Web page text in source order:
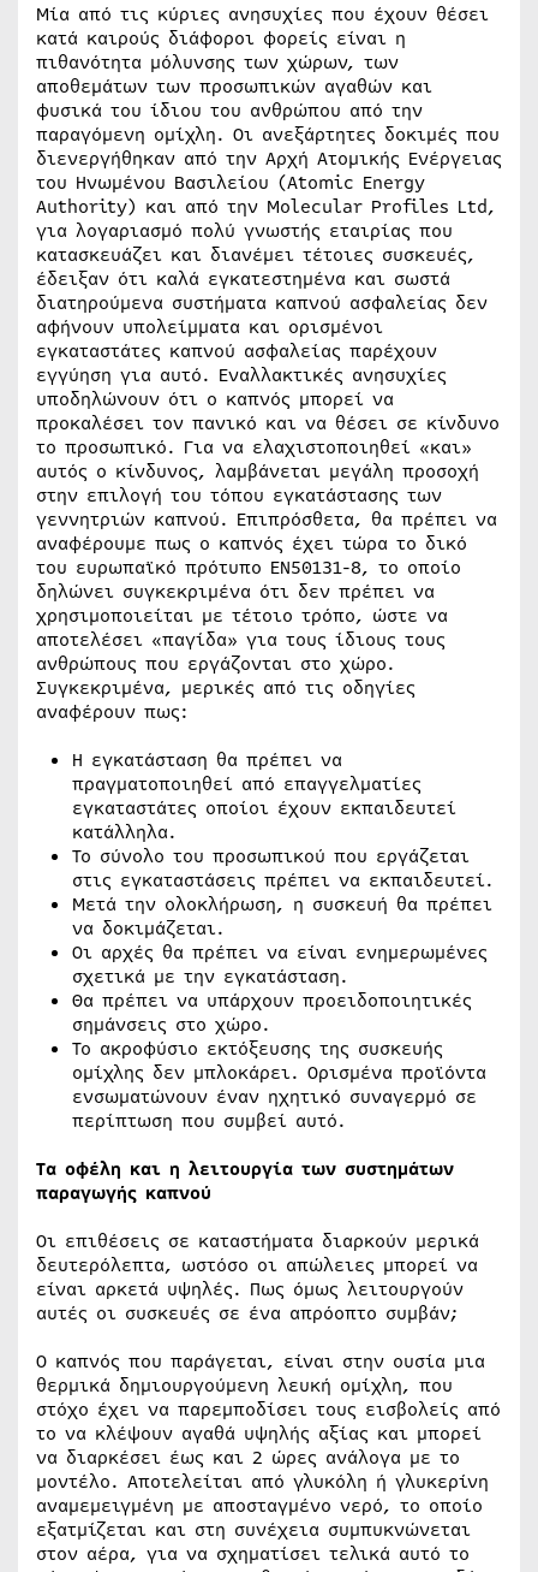
Μία από τις κύριες ανησυχίες που έχουν θέσει
κατά καιρούς διάφοροι φορείς είναι η
πιθανότητα μόλυνσης των χώρων, των
αποθεμάτων των προσωπικών αγαθών και
φυσικά του ίδιου του ανθρώπου από την
παραγόμενη ομίχλη. Οι ανεξάρτητες δοκιμές που
διενεργήθηκαν από την Αρχή Ατομικής Ενέργειας
του Ηνωμένου Βασιλείου (Atomic Energy
Authority) και από την Molecular Profiles Ltd,
για λογαριασμό πολύ γνωστής εταιρίας που
κατασκευάζει και διανέμει τέτοιες συσκευές,
έδειξαν ότι καλά εγκατεστημένα και σωστά
διατηρούμενα συστήματα καπνού ασφαλείας δεν
αφήνουν υπολείμματα και ορισμένοι
εγκαταστάτες καπνού ασφαλείας παρέχουν
εγγύηση για αυτό. Εναλλακτικές ανησυχίες
υποδηλώνουν ότι ο καπνός μπορεί να
προκαλέσει τον πανικό και να θέσει σε κίνδυνο
το προσωπικό. Για να ελαχιστοποιηθεί «και»
αυτός ο κίνδυνος, λαμβάνεται μεγάλη προσοχή
στην επιλογή του τόπου εγκατάστασης των
γεννητριών καπνού. Επιπρόσθετα, θα πρέπει να
αναφέρουμε πως ο καπνός έχει τώρα το δικό
του ευρωπαϊκό πρότυπο EN50131-8, το οποίο
δηλώνει συγκεκριμένα ότι δεν πρέπει να
χρησιμοποιείται με τέτοιο τρόπο, ώστε να
αποτελέσει «παγίδα» για τους ίδιους τους
ανθρώπους που εργάζονται στο χώρο.
Συγκεκριμένα, μερικές από τις οδηγίες
αναφέρουν πως:
Η εγκατάσταση θα πρέπει να
πραγματοποιηθεί από επαγγελματίες
εγκαταστάτες οποίοι έχουν εκπαιδευτεί
κατάλληλα.
Το σύνολο του προσωπικού που εργάζεται
στις εγκαταστάσεις πρέπει να εκπαιδευτεί.
Μετά την ολοκλήρωση, η συσκευή θα πρέπει
να δοκιμάζεται.
Οι αρχές θα πρέπει να είναι ενημερωμένες
σχετικά με την εγκατάσταση.
Θα πρέπει να υπάρχουν προειδοποιητικές
σημάνσεις στο χώρο.
Το ακροφύσιο εκτόξευσης της συσκευής
ομίχλης δεν μπλοκάρει. Ορισμένα προϊόντα
ενσωματώνουν έναν ηχητικό συναγερμό σε
περίπτωση που συμβεί αυτό.
Τα οφέλη και η λειτουργία των συστημάτων
παραγωγής καπνού
Οι επιθέσεις σε καταστήματα διαρκούν μερικά
δευτερόλεπτα, ωστόσο οι απώλειες μπορεί να
είναι αρκετά υψηλές. Πως όμως λειτουργούν
αυτές οι συσκευές σε ένα απρόοπτο συμβάν;
Ο καπνός που παράγεται, είναι στην ουσία μια
θερμικά δημιουργούμενη λευκή ομίχλη, που
στόχο έχει να παρεμποδίσει τους εισβολείς από
το να κλέψουν αγαθά υψηλής αξίας και μπορεί
να διαρκέσει έως και 2 ώρες ανάλογα με το
μοντέλο. Αποτελείται από γλυκόλη ή γλυκερίνη
αναμεμειγμένη με αποσταγμένο νερό, το οποίο
εξατμίζεται και στη συνέχεια συμπυκνώνεται
στον αέρα, για να σχηματίσει τελικά αυτό το